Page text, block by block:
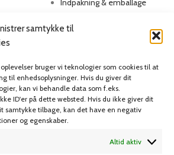
samtykke til
bruger vi teknologier som cookies til at
til enhedsoplysninger. Hvis du giver dit
kan vi behandle data som f.eks.
ID'er på dette websted. Hvis du ikke giver dit
samtykke tilbage, kan det have en negativ
og egenskaber.
Altid aktiv
Indpakning & emballage
Spil & lotteri
KUNDESERVICE
Handelsbetingelser